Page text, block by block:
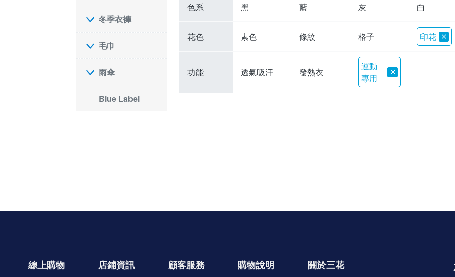
冬季衣褲
毛巾
雨傘
Blue Label
色系 黑 藍 灰 白
花色 素色 條紋 格子 印花
功能 透氣吸汗 發熱衣
運動
專用
線上購物 店鋪資訊 顧客服務 購物說明 關於三花